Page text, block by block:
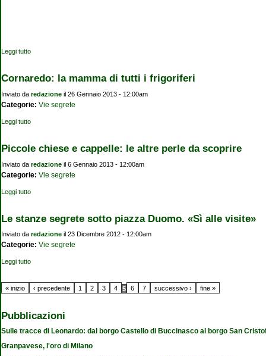
Leggi tutto
Cornaredo: la mamma di tutti i frigoriferi
Inviato da redazione il 26 Gennaio 2013 - 12:00am
Categorie: Vie segrete
Leggi tutto
Piccole chiese e cappelle: le altre perle da scoprire
Inviato da redazione il 6 Gennaio 2013 - 12:00am
Categorie: Vie segrete
Leggi tutto
Le stanze segrete sotto piazza Duomo. «Sì alle visite»
Inviato da redazione il 23 Dicembre 2012 - 12:00am
Categorie: Vie segrete
Leggi tutto
Pagine
« inizio ‹ precedente 1 2 3 4 5 6 7 successivo › fine »
Pubblicazioni
Sulle tracce di Leonardo: dal borgo Castello di Buccinasco al borgo San
Granpavese, l'oro di Milano